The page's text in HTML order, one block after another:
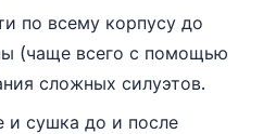
по всему корпусу до
(чаще всего с помощью
сложных силуэтов.
и сушка до и после